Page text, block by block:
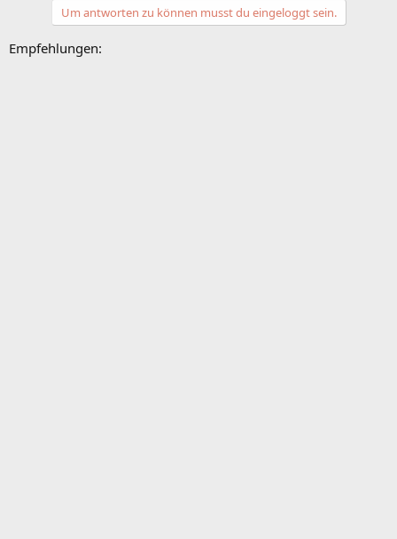
Um antworten zu können musst du eingeloggt sein.
Empfehlungen: